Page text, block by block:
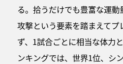
る。拾うだけでも豊富な運動
攻撃という要素を踏まえてプ
ず、1試合ごとに相当な体力
ンキングでは、世界1位、シ